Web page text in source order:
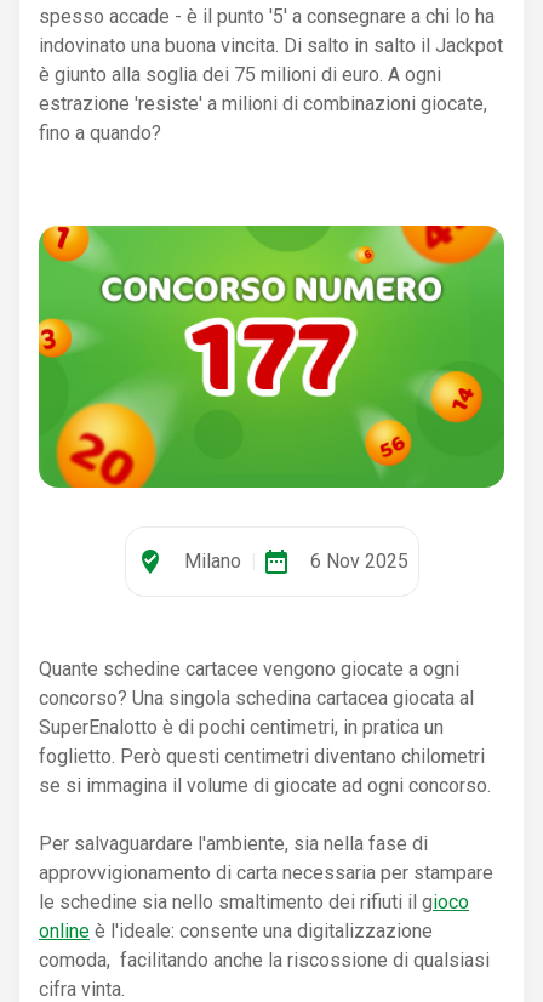
spesso accade - è il punto '5' a consegnare a chi lo ha
indovinato una buona vincita. Di salto in salto il Jackpot
è giunto alla soglia dei 75 milioni di euro. A ogni
estrazione 'resiste' a milioni di combinazioni giocate,
fino a quando?
where_to_vote Milano date_range 6 Nov 2025
Quante schedine cartacee vengono giocate a ogni
concorso? Una singola schedina cartacea giocata al
SuperEnalotto è di pochi centimetri, in pratica un
foglietto. Però questi centimetri diventano chilometri
se si immagina il volume di giocate ad ogni concorso.
Per salvaguardare l'ambiente, sia nella fase di
approvvigionamento di carta necessaria per stampare
le schedine sia nello smaltimento dei rifiuti il gioco
online è l'ideale: consente una digitalizzazione
comoda, facilitando anche la riscossione di qualsiasi
cifra vinta.